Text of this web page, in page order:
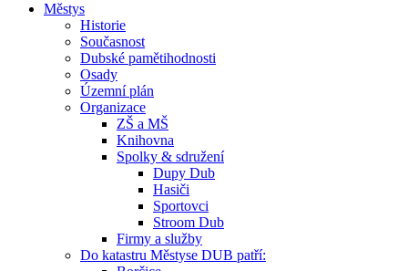
Městys
Historie
Současnost
Dubské pamětihodnosti
Osady
Územní plán
Organizace
ZŠ a MŠ
Knihovna
Spolky & sdružení
Dupy Dub
Hasiči
Sportovci
Stroom Dub
Firmy a služby
Do katastru Městyse DUB patří: